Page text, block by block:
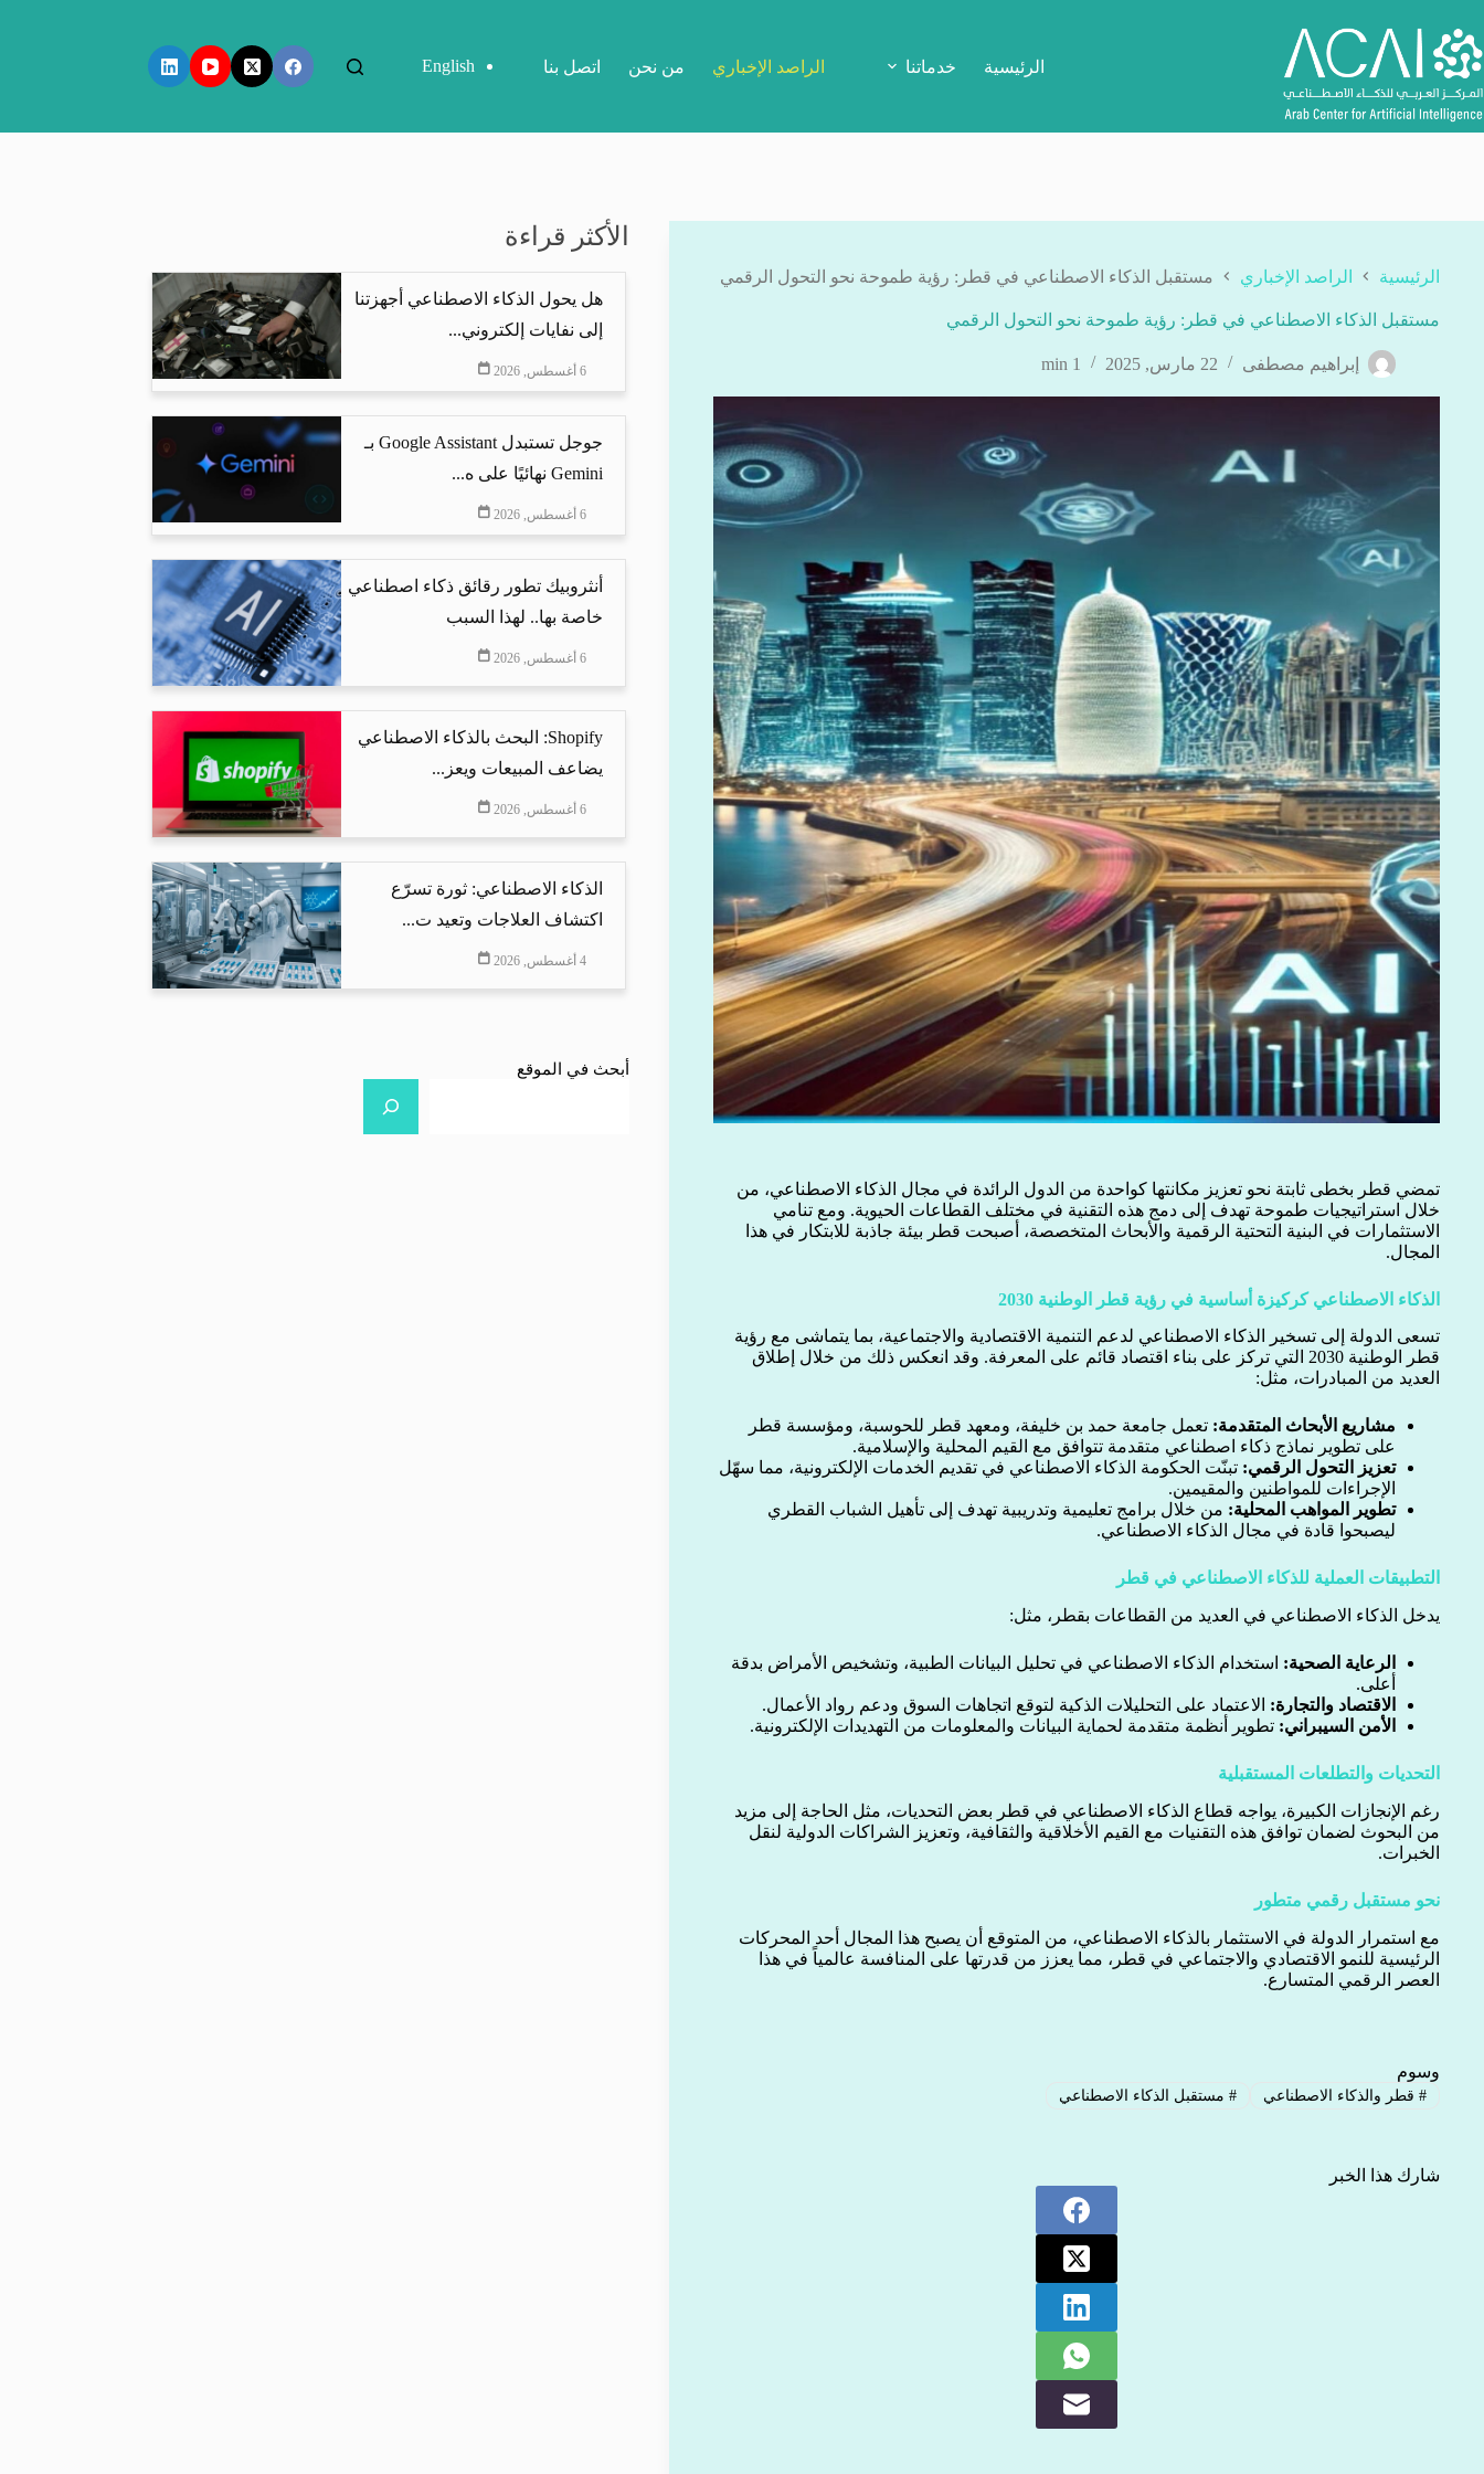
إلى
المحتوى
الرئيسية خدماتنا الراصد الإخباري من نحن اتصل بنا English
الرئيسية الراصد الإخباري مستقبل الذكاء الاصطناعي في قطر: رؤية طموحة نحو التحول الرقمي
مستقبل الذكاء الاصطناعي في قطر: رؤية طموحة نحو التحول الرقمي
إبراهيم مصطفى 22 مارس, 2025 1 min
تمضي قطر بخطى ثابتة نحو تعزيز مكانتها كواحدة من الدول الرائدة في مجال الذكاء الاصطناعي، من
خلال استراتيجيات طموحة تهدف إلى دمج هذه التقنية في مختلف القطاعات الحيوية. ومع تنامي
الاستثمارات في البنية التحتية الرقمية والأبحاث المتخصصة، أصبحت قطر بيئة جاذبة للابتكار في هذا
المجال.
الذكاء الاصطناعي كركيزة أساسية في رؤية قطر الوطنية 2030
تسعى الدولة إلى تسخير الذكاء الاصطناعي لدعم التنمية الاقتصادية والاجتماعية، بما يتماشى مع رؤية
قطر الوطنية 2030 التي تركز على بناء اقتصاد قائم على المعرفة. وقد انعكس ذلك من خلال إطلاق
العديد من المبادرات، مثل:
مشاريع الأبحاث المتقدمة: تعمل جامعة حمد بن خليفة، ومعهد قطر للحوسبة، ومؤسسة قطر
على تطوير نماذج ذكاء اصطناعي متقدمة تتوافق مع القيم المحلية والإسلامية.
تعزيز التحول الرقمي: تبنّت الحكومة الذكاء الاصطناعي في تقديم الخدمات الإلكترونية، مما سهّل
الإجراءات للمواطنين والمقيمين.
تطوير المواهب المحلية: من خلال برامج تعليمية وتدريبية تهدف إلى تأهيل الشباب القطري
ليصبحوا قادة في مجال الذكاء الاصطناعي.
التطبيقات العملية للذكاء الاصطناعي في قطر
يدخل الذكاء الاصطناعي في العديد من القطاعات بقطر، مثل:
الرعاية الصحية: استخدام الذكاء الاصطناعي في تحليل البيانات الطبية، وتشخيص الأمراض بدقة
أعلى.
الاقتصاد والتجارة: الاعتماد على التحليلات الذكية لتوقع اتجاهات السوق ودعم رواد الأعمال.
الأمن السيبراني: تطوير أنظمة متقدمة لحماية البيانات والمعلومات من التهديدات الإلكترونية.
التحديات والتطلعات المستقبلية
رغم الإنجازات الكبيرة، يواجه قطاع الذكاء الاصطناعي في قطر بعض التحديات، مثل الحاجة إلى مزيد
من البحوث لضمان توافق هذه التقنيات مع القيم الأخلاقية والثقافية، وتعزيز الشراكات الدولية لنقل
الخبرات.
نحو مستقبل رقمي متطور
مع استمرار الدولة في الاستثمار بالذكاء الاصطناعي، من المتوقع أن يصبح هذا المجال أحد المحركات
الرئيسية للنمو الاقتصادي والاجتماعي في قطر، مما يعزز من قدرتها على المنافسة عالمياً في هذا
العصر الرقمي المتسارع.
وسوم
#قطر والذكاء الاصطناعي #مستقبل الذكاء الاصطناعي
شارك هذا الخبر
الأكثر قراءة
هل يحول الذكاء الاصطناعي أجهزتنا
إلى نفايات إلكتروني...
6 أغسطس, 2026
جوجل تستبدل Google Assistant بـ
Gemini نهائيًا على ه...
6 أغسطس, 2026
أنثروبيك تطور رقائق ذكاء اصطناعي
خاصة بها.. لهذا السبب
6 أغسطس, 2026
Shopify: البحث بالذكاء الاصطناعي
يضاعف المبيعات ويعز...
6 أغسطس, 2026
الذكاء الاصطناعي: ثورة تسرّع
اكتشاف العلاجات وتعيد ت...
4 أغسطس, 2026
أبحث في الموقع